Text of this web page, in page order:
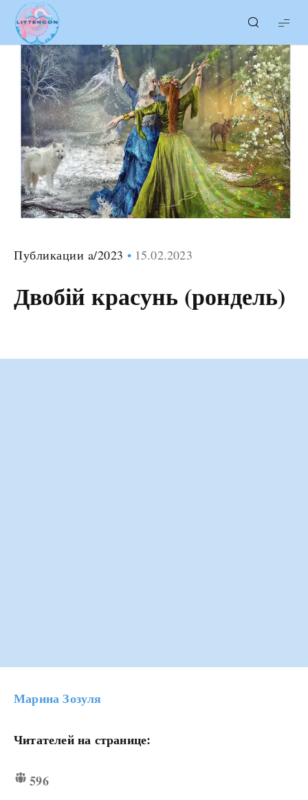
LITTERcon
Публикации a/2023 15.02.2023
Двобій красунь (рондель)
Марина Зозуля
Читателей на странице:
596